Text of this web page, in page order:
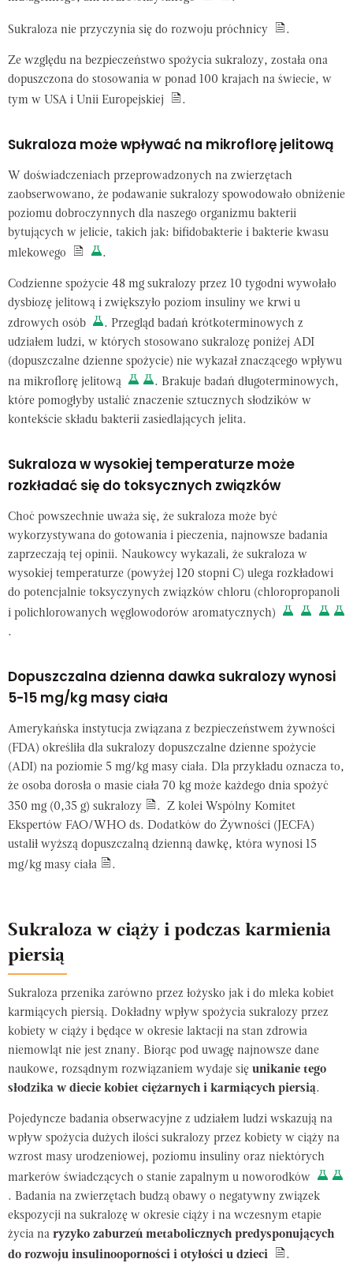
Sukraloza nie przyczynia się do rozwoju próchnicy .
Ze względu na bezpieczeństwo spożycia sukralozy, została ona
dopuszczona do stosowania w ponad 100 krajach na świecie, w
tym w USA i Unii Europejskiej
.
Sukraloza może wpływać na mikroflorę jelitową
W doświadczeniach przeprowadzonych na zwierzętach
zaobserwowano, że podawanie sukralozy spowodowało obniżenie
poziomu dobroczynnych dla naszego organizmu bakterii
bytujących w jelicie, takich jak: bifidobakterie i bakterie kwasu
mlekowego
.
Codzienne spożycie 48 mg sukralozy przez 10 tygodni wywołało
dysbiozę jelitową i zwiększyło poziom insuliny we krwi u
zdrowych osób
. Przegląd badań krótkoterminowych z
udziałem ludzi, w których stosowano sukralozę poniżej ADI
(dopuszczalne dzienne spożycie) nie wykazał znaczącego wpływu
na mikroflorę jelitową
. Brakuje badań długoterminowych,
które pomogłyby ustalić znaczenie sztucznych słodzików w
kontekście składu bakterii zasiedlających jelita.
Sukraloza w wysokiej temperaturze może
rozkładać się do toksycznych związków
Choć powszechnie uważa się, że sukraloza może być
wykorzystywana do gotowania i pieczenia, najnowsze badania
zaprzeczają tej opinii. Naukowcy wykazali, że sukraloza w
wysokiej temperaturze (powyżej 120 stopni C) ulega rozkładowi
do potencjalnie toksyczynych związków chloru (chloropropanoli
i polichlorowanych węglowodorów aromatycznych)
.
Dopuszczalna dzienna dawka sukralozy wynosi
5-15 mg/kg masy ciała
Amerykańska instytucja związana z bezpieczeństwem żywności
(FDA) określiła dla sukralozy dopuszczalne dzienne spożycie
(ADI) na poziomie 5 mg/kg masy ciała. Dla przykładu oznacza to,
że osoba dorosła o masie ciała 70 kg może każdego dnia spożyć
350 mg (0,35 g) sukralozy
. Z kolei Wspólny Komitet
Ekspertów FAO/WHO ds. Dodatków do Żywności (JECFA)
ustalił wyższą dopuszczalną dzienną dawkę, która wynosi 15
mg/kg masy ciała
.
Sukraloza w ciąży i podczas karmienia
piersią
Sukraloza przenika zarówno przez łożysko jak i do mleka kobiet
karmiących piersią. Dokładny wpływ spożycia sukralozy przez
kobiety w ciąży i będące w okresie laktacji na stan zdrowia
niemowląt nie jest znany. Biorąc pod uwagę najnowsze dane
naukowe, rozsądnym rozwiązaniem wydaje się unikanie tego
słodzika w diecie kobiet ciężarnych i karmiących piersią.
Pojedyncze badania obserwacyjne z udziałem ludzi wskazują na
wpływ spożycia dużych ilości sukralozy przez kobiety w ciąży na
wzrost masy urodzeniowej, poziomu insuliny oraz niektórych
markerów świadczących o stanie zapalnym u noworodków
. Badania na zwierzętach budzą obawy o negatywny związek
ekspozycji na sukralozę w okresie ciąży i na wczesnym etapie
życia na ryzyko zaburzeń metabolicznych predysponujących
do rozwoju insulinooporności i otyłości u dzieci
.